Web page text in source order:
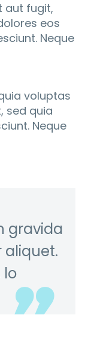
aut fugit,
eos
Neque
voluptas
sed quia
Neque
gravida
aliquet.
lo